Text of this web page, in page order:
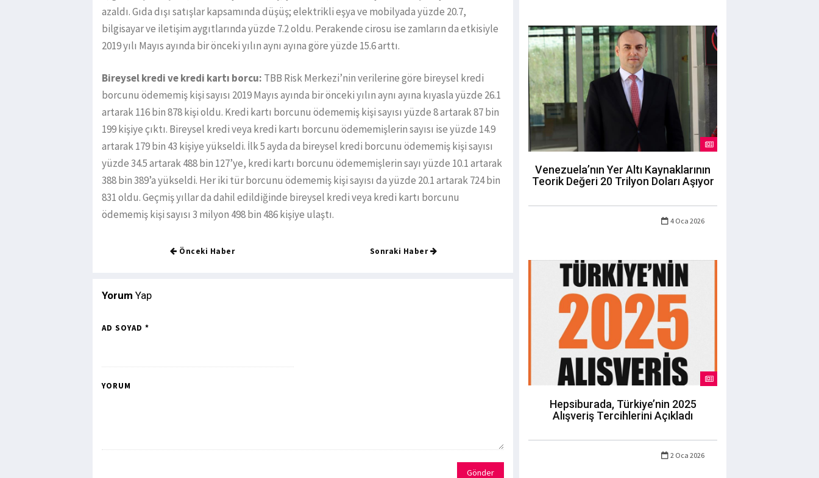
azaldı. Gıda dışı satışlar kapsamında düşüş; elektrikli eşya ve mobilyada yüzde 20.7,
bilgisayar ve iletişim aygıtlarında yüzde 7.2 oldu. Perakende cirosu ise zamların da etkisiyle
2019 yılı Mayıs ayında bir önceki yılın aynı ayına göre yüzde 15.6 arttı.
Bireysel kredi ve kredi kartı borcu: TBB Risk Merkezi’nin verilerine göre bireysel kredi
borcunu ödememiş kişi sayısı 2019 Mayıs ayında bir önceki yılın aynı ayına kıyasla yüzde 26.1
artarak 116 bin 878 kişi oldu. Kredi kartı borcunu ödememiş kişi sayısı yüzde 8 artarak 87 bin
199 kişiye çıktı. Bireysel kredi veya kredi kartı borcunu ödememişlerin sayısı ise yüzde 14.9
artarak 179 bin 43 kişiye yükseldi. İlk 5 ayda da bireysel kredi borcunu ödememiş kişi sayısı
yüzde 34.5 artarak 488 bin 127’ye, kredi kartı borcunu ödememişlerin sayı yüzde 10.1 artarak
388 bin 389’a yükseldi. Her iki tür borcunu ödememiş kişi sayısı da yüzde 20.1 artarak 724 bin
831 oldu. Geçmiş yıllar da dahil edildiğinde bireysel kredi veya kredi kartı borcunu
ödememiş kişi sayısı 3 milyon 498 bin 486 kişiye ulaştı.
Önceki Haber Sonraki Haber
Yorum Yap
AD SOYAD *
YORUM
Gönder
Venezuela’nın Yer Altı Kaynaklarının
Teorik Değeri 20 Trilyon Doları Aşıyor
4 Oca 2026
Hepsiburada, Türkiye’nin 2025
Alışveriş Tercihlerini Açıkladı
2 Oca 2026